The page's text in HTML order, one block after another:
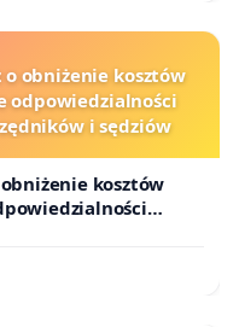
o obniżenie kosztów
odpowiedzialności
i sędziów
kosztów
i sędziów